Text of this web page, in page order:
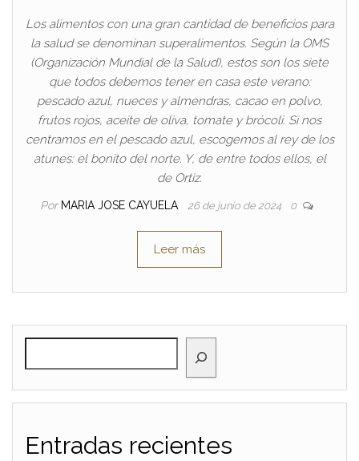
Los alimentos con una gran cantidad de beneficios para
la salud se denominan superalimentos. Según la OMS
(Organización Mundial de la Salud), estos son los siete
que todos debemos tener en casa este verano:
pescado azul, nueces y almendras, cacao en polvo,
frutos rojos, aceite de oliva, tomate y brócoli. Si nos
centramos en el pescado azul, escogemos al rey de los
atunes: el bonito del norte. Y, de entre todos ellos, el
de Ortiz.
Por MARIA JOSE CAYUELA 26 de junio de 2024 0
Leer más
Entradas recientes